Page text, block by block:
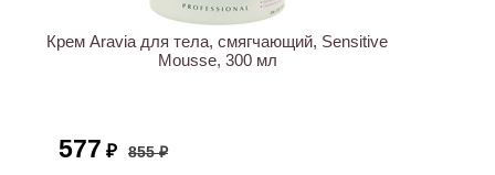
Крем Aravia для тела, смягчающий, Sensitive
Mousse, 300 мл
577 ₽ 855 ₽